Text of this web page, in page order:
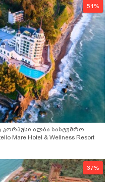
51%
კორპუსი ალბა სასტუმრო
Mare Hotel & Wellness Resort
37%